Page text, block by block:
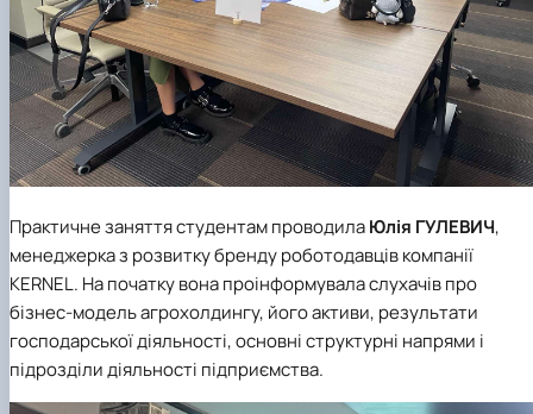
Практичне заняття студентам проводилаЮлія ГУЛЕВИЧ,
менеджерка з розвитку бренду роботодавців компанії
KERNEL. На початку вона проінформувала слухачів про
бізнес-модель агрохолдингу, його активи, результати
господарської діяльності, основні структурні напрями і
підрозділи діяльності підприємства.